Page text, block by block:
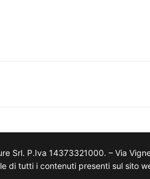
Srl. P.Iva 14373321000. – Via
di tutti i contenuti presenti sul sito